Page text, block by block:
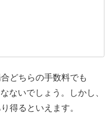
どちらの手数料でも
ないでしょう。しかし、
得るといえます。